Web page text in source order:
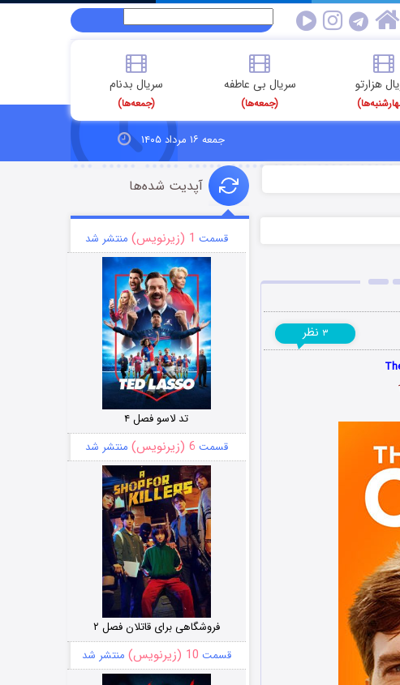
هزارتو سریال بی عاطفه
(جمعه‌ها)
سریال بدنام
(جمعه‌ها)
جمعه ۱۶ مرداد ۱۴۰۵
۳ نظر
آپدیت شده‌ها
قسمت 1 (زیرنویس) منتشر شد
تد لاسو فصل ۴
قسمت 6 (زیرنویس) منتشر شد
فروشگاهی برای قاتلان فصل ۲
قسمت 10 (زیرنویس) منتشر شد